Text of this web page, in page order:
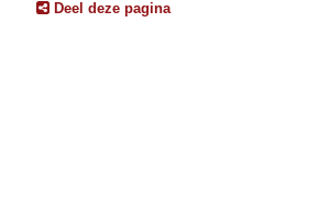
Deel deze pagina